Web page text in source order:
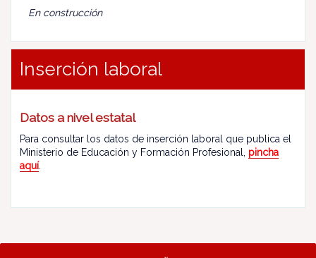
En construcción
Inserción laboral
Datos a nivel estatal
Para consultar los datos de inserción laboral que publica el
Ministerio de Educación y Formación Profesional, pincha
aquí.